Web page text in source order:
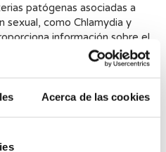
Acerca de las cookies
patógenas asociadas a
sexual, como Chlamydia y
información sobre el
más recomendable
por un médico ginecólogo
variar dependiendo del